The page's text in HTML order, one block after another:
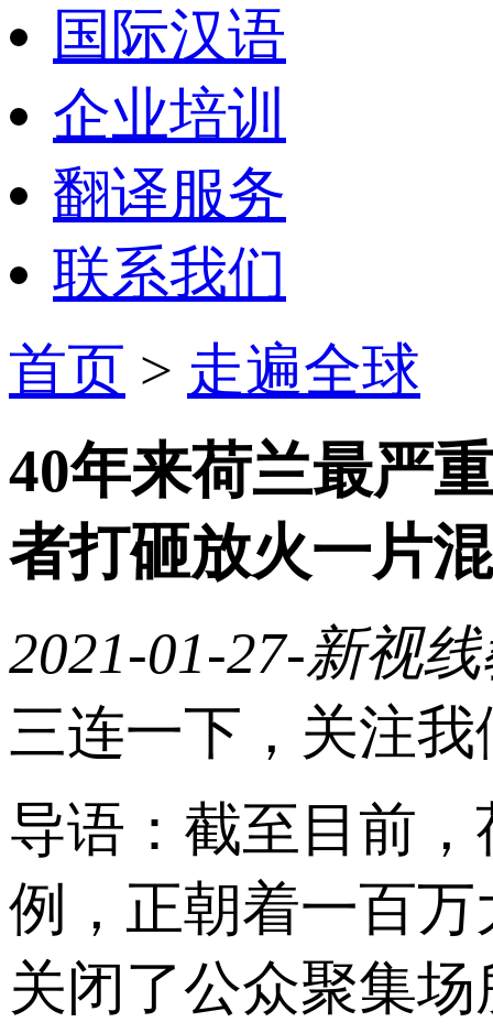
国际汉语
企业培训
翻译服务
联系我们
首页 > 走遍全球
40年来荷兰最严
者打砸放火一片
2021-01-27-新视
三连一下，关注
导语：截至目前
例，正朝着一百
关闭了公众聚集